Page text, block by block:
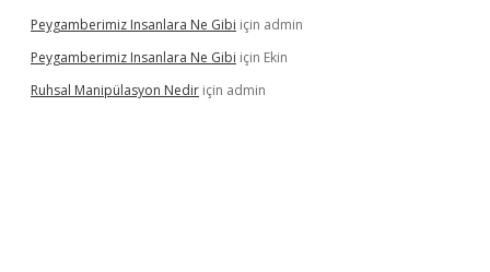
Peygamberimiz Insanlara Ne Gibi için admin
Peygamberimiz Insanlara Ne Gibi için Ekin
Ruhsal Manipülasyon Nedir için admin